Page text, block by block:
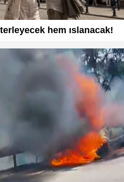
hem ıslanacak!